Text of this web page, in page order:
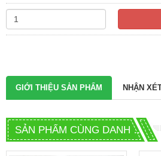
GIỚI THIỆU SẢN PHẨM NHẬN
SẢN PHẨM CÙNG DANH MỤC